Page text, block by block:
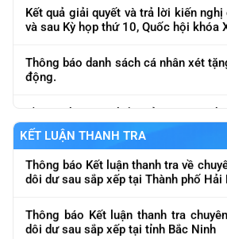
và sau Kỳ họp thứ 10, Quốc hội khóa
động.
II năm 2026
Về việc mời cung cấp báo giá phục
cứu khả thi dự án "Xây dựng Nền
ngành Thanh tra"
kế 5 tháng
KẾT LUẬN THANH TRA
pháp luật trong hoạt động kinh doanh
dôi dư sau sắp xếp tại Bộ Tài chính
Thông báo Kết luận thanh tra về
dôi dư sau sắp xếp tại Thành phố Hải
dôi dư sau sắp xếp tại tỉnh Bắc Ninh